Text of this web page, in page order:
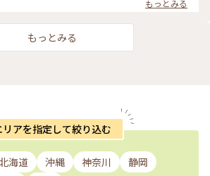
。鬱蒼と茂った樹々の向こうには青空が広がっ
ントに不思議な空間。ホントに素敵な場所でし
もっとみる
もっとみる
リアを指定して絞り込む
海道 沖縄 神奈川
静岡